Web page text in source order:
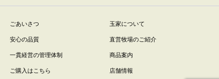
ごあいさつ
玉家について
安心の品質
直営牧場のご紹介
一貫経営の管理体制
商品案内
ご購入はこちら
店舗情報